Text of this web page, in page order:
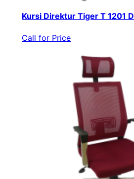
Kursi Direktur Tiger T 1201 D
Call for Price